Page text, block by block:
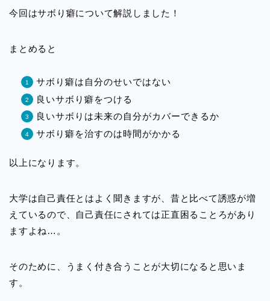
今回はサボり癖について解説しました！
まとめると
サボり癖は自分のせいではない
良いサボり癖をつける
良いサボりは未来の自分がカバーできるか
サボり癖を治すのは時間がかかる
以上になります。
大学は自己責任とはよく聞きますが、昔と比べて誘惑が増
えているので、自己責任にされては正直困ることろがあり
ますよね…。
そのために、うまく付き合うことが大切になると思いま
す。